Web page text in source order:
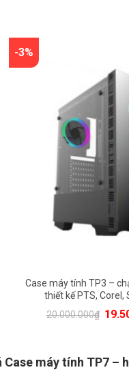
-3%
Case máy tính TP3 –
thiết kế PTS, Corel,
20.000.000₫
20000000đ
Case máy tính TP7 –